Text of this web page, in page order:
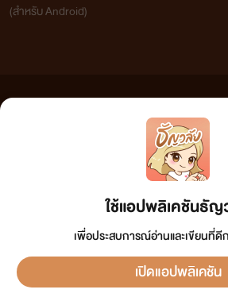
ใช้แอปพลิเคชันธั
เพื่อประสบการณ์อ่านและเขียนที่
เปิดแอปพลิเคชัน
(สำหรับ Android)
เว็บไซต์แห่งนี้ไม่ได้เห็นด้วยและไม่ขอรับผิดชอบต่อข้อความใดๆ ทั้ง
วิจารณญาณในการกลั่นกรองด้วยตนเอง และหากท่านพบข้อความใ
กรุณาแจ้งมาที่ tunwalai@ookbee.com เพื่อทีมงานจะได้ดำเนินกา
ลิขสิทธิ์ตามพระราชบัญญัติลิขสิทธิ์ (ฉบับเพิ่มเติม) พ.ศ.2558